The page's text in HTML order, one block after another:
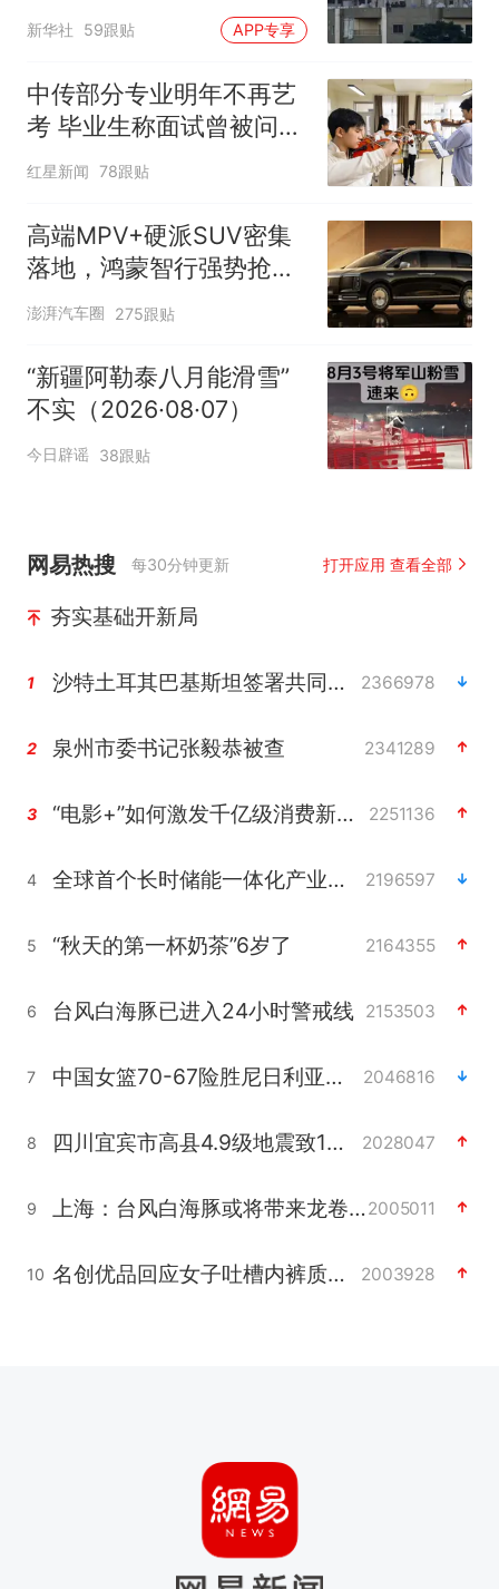
新华社 59跟贴 APP专享
中传部分专业明年不再艺
考 毕业生称面试曾被问
“如何策划晚会” 专家：遏
红星新闻 78跟贴
高端MPV+硬派SUV密集
落地，鸿蒙智行强势抢占
自主高端市场制高点
澎湃汽车圈 275跟贴
“新疆阿勒泰八月能滑雪”
不实（2026·08·07）
今日辟谣 38跟贴
网易热搜 每30分钟更新 打开应用 查看全部
夯实基础开新局
1 沙特土耳其巴基斯坦签署共同防务协议 2366978
2 泉州市委书记张毅恭被查 2341289
3 “电影+”如何激发千亿级消费新活力？ 2251136
4 全球首个长时储能一体化产业园量产 2196597
5 “秋天的第一杯奶茶”6岁了 2164355
6 台风白海豚已进入24小时警戒线 2153503
7 中国女篮70-67险胜尼日利亚女篮 2046816
8 四川宜宾市高县4.9级地震致1人死亡 2028047
9 上海：台风白海豚或将带来龙卷风2005011
10 名创优品回应女子吐槽内裤质量差 2003928